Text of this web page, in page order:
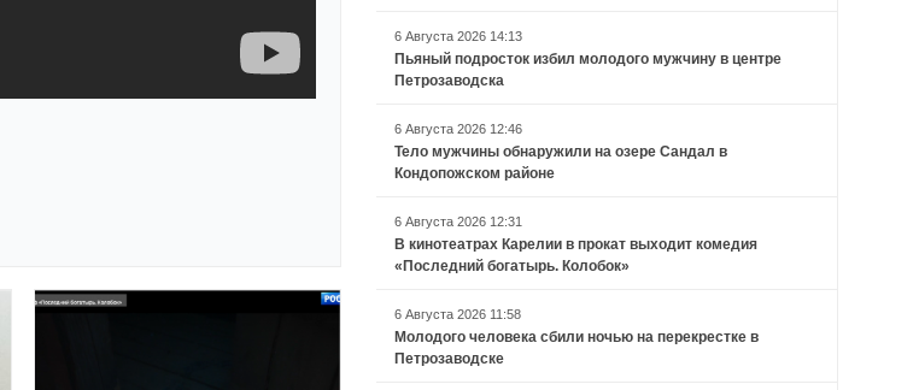
6 Августа 2026 14:13
Пьяный подросток избил молодого мужчину в центре
Петрозаводска
6 Августа 2026 12:46
Тело мужчины обнаружили на озере Сандал в
Кондопожском районе
6 Августа 2026 12:31
В кинотеатрах Карелии в прокат выходит комедия
«Последний богатырь. Колобок»
6 Августа 2026 11:58
Молодого человека сбили ночью на перекрестке в
Петрозаводске